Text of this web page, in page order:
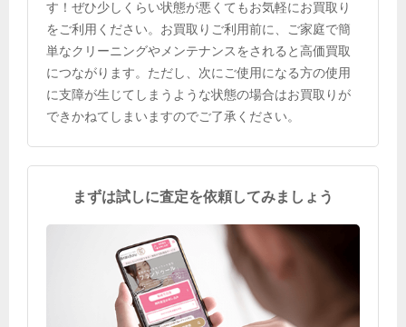
す！ぜひ少しくらい状態が悪くてもお気軽にお買取り
をご利用ください。お買取りご利用前に、ご家庭で簡
単なクリーニングやメンテナンスをされると高価買取
につながります。ただし、次にご使用になる方の使用
に支障が生じてしまうような状態の場合はお買取りが
できかねてしまいますのでご了承ください。
まずは試しに査定を依頼してみましょう